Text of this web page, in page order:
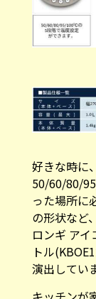
好きな時に
50/60/80/
った場所に
の形状など
ロンギ ア
トル
演出してい